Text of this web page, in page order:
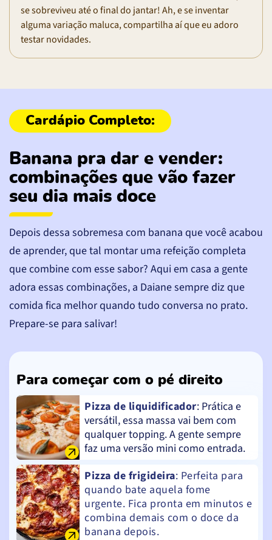
se sobreviveu até o final do jantar! Ah, e se inventar
alguma variação maluca, compartilha aí que eu adoro
testar novidades.
Banana pra dar e vender:
combinações que vão fazer
seu dia mais doce
Depois dessa sobremesa com banana que você acabou
de aprender, que tal montar uma refeição completa
que combine com esse sabor? Aqui em casa a gente
adora essas combinações, a Daiane sempre diz que
comida fica melhor quando tudo conversa no prato.
Prepare-se para salivar!
Para começar com o pé direito
Pizza de liquidificador: Prática e
versátil, essa massa vai bem com
qualquer topping. A gente sempre
faz uma versão mini como entrada.
Pizza de frigideira: Perfeita para
quando bate aquela fome
urgente. Fica pronta em minutos e
combina demais com o doce da
banana depois.